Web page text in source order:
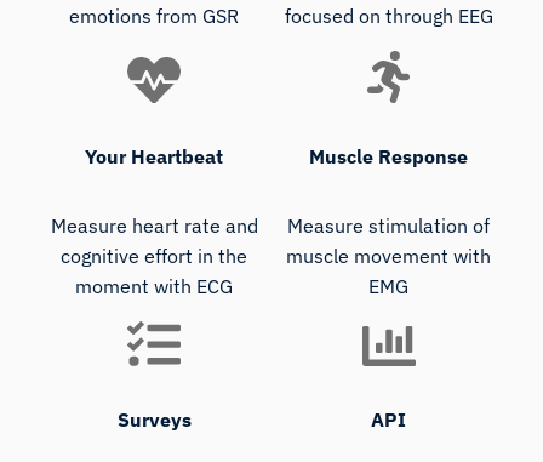
emotions from GSR
focused on through EEG
Your Heartbeat
Measure heart rate and
cognitive effort in the
moment with ECG
Muscle Response
Measure stimulation of
muscle movement with
EMG
Surveys API